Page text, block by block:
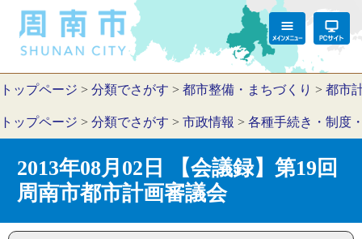
トップページ > 分類でさがす > 都市整備・まちづくり > 都市
トップページ > 分類でさがす > 市政情報 > 各種手続き・制度
2013年08月02日 【会議録】第19回
周南市都市計画審議会